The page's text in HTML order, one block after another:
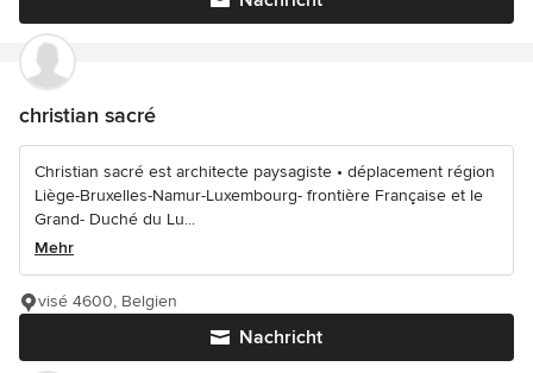
christian sacré
Christian sacré est architecte paysagiste • déplacement région
Liège-Bruxelles-Namur-Luxembourg- frontière Française et le
Grand- Duché du Lu...
Mehr
Nachricht
visé 4600, Belgien